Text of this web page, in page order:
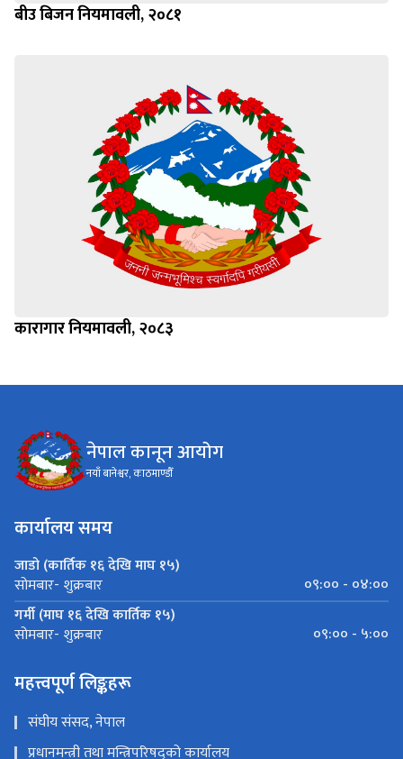
बीउ बिजन नियमावली, २०८१
कारागार नियमावली, २०८३
नेपाल कानून आयोग
नयाँ बानेश्वर, काठमाण्डौँ
कार्यालय समय
जाडो (कार्तिक १६ देखि माघ १५)
सोमबार- शुक्रबार
०९:०० - ०४:००
गर्मी (माघ १६ देखि कार्तिक १५)
सोमबार- शुक्रबार ०९:०० - ५:००
महत्त्वपूर्ण लिङ्कहरू
संघीय संसद, नेपाल
प्रधानमन्त्री तथा मन्त्रिपरिषद्को कार्यालय